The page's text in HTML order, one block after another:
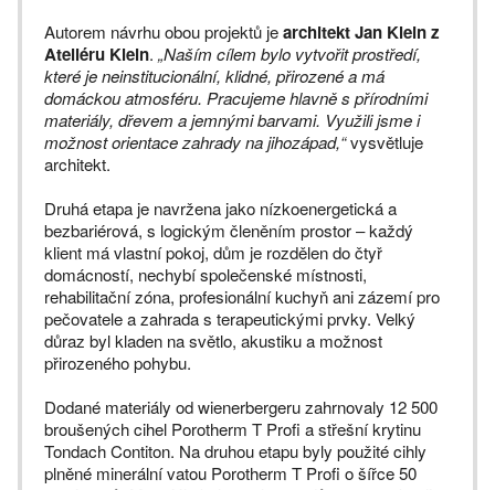
Autorem návrhu obou projektů jearchitekt Jan Klein z
Ateliéru Klein. „Naším cílem bylo vytvořit prostředí,
které je neinstitucionální, klidné, přirozené a má
domáckou atmosféru. Pracujeme hlavně s přírodními
materiály, dřevem a jemnými barvami. Využili jsme i
možnost orientace zahrady na jihozápad,“vysvětluje
architekt.
Druhá etapa je navržena jako nízkoenergetická a
bezbariérová, s logickým členěním prostor – každý
klient má vlastní pokoj, dům je rozdělen do čtyř
domácností, nechybí společenské místnosti,
rehabilitační zóna, profesionální kuchyň ani zázemí pro
pečovatele a zahrada s terapeutickými prvky. Velký
důraz byl kladen na světlo, akustiku a možnost
přirozeného pohybu.
Dodané materiály od wienerbergeru zahrnovaly 12 500
broušených cihel Porotherm T Profi a střešní krytinu
Tondach Contiton. Na druhou etapu byly použité cihly
plněné minerální vatou Porotherm T Profi o šířce 50